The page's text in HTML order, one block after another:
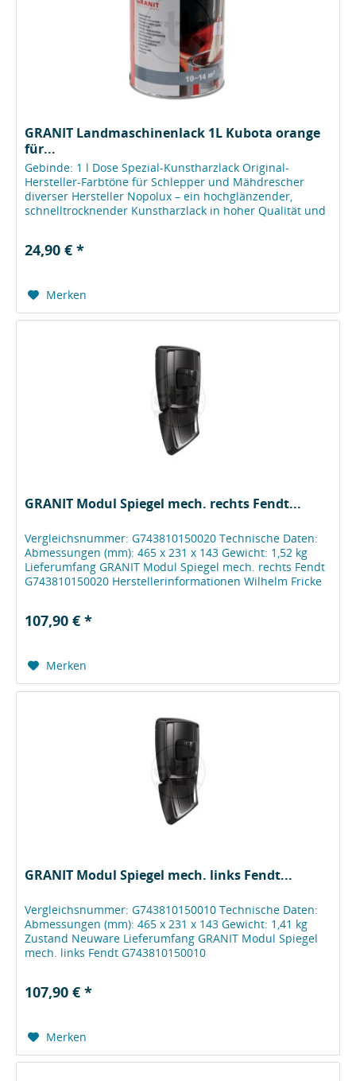
GRANIT Landmaschinenlack 1L Kubota orange
für...
Gebinde: 1 l Dose Spezial-Kunstharzlack Original-
Hersteller-Farbtöne für Schlepper und Mähdrescher
diverser Hersteller Nopolux – ein hochglänzender,
schnelltrocknender Kunstharzlack in hoher Qualität und
24,90 € *
Merken
GRANIT Modul Spiegel mech. rechts Fendt...
Vergleichsnummer: G743810150020 Technische Daten:
Abmessungen (mm): 465 x 231 x 143 Gewicht: 1,52 kg
Lieferumfang GRANIT Modul Spiegel mech. rechts Fendt
G743810150020 Herstellerinformationen Wilhelm Fricke
107,90 € *
Merken
GRANIT Modul Spiegel mech. links Fendt...
Vergleichsnummer: G743810150010 Technische Daten:
Abmessungen (mm): 465 x 231 x 143 Gewicht: 1,41 kg
Zustand Neuware Lieferumfang GRANIT Modul Spiegel
mech. links Fendt G743810150010
107,90 € *
Merken